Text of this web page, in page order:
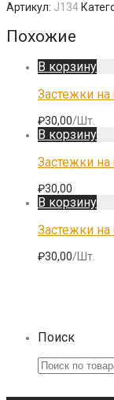
Артикул: J134
Похожие
В корзину
Застежки на
₽30,00/Шт.
В корзину
Застежки на
₽30,00
В корзину
Застежки на
₽30,00/Шт.
Поиск
Искать: